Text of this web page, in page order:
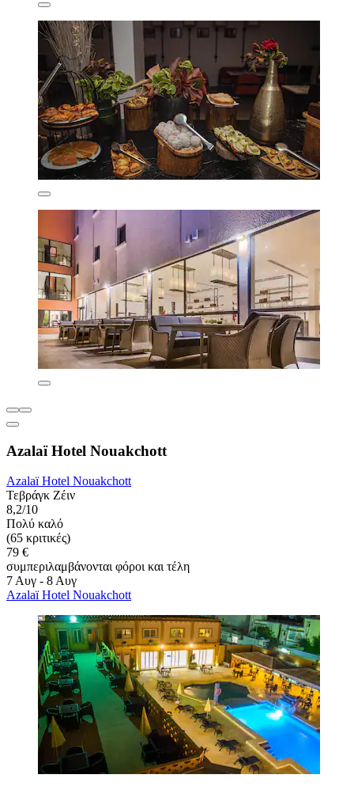
Azalaï Hotel Nouakchott
Azalaï Hotel Nouakchott
Τεβράγκ Ζέιν
8,2/10
Πολύ καλό
(65 κριτικές)
79 €
συμπεριλαμβάνονται φόροι και τέλη
7 Αυγ - 8 Αυγ
Azalaï Hotel Nouakchott